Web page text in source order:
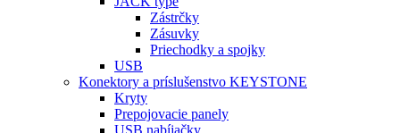
Zástrčky
Zásuvky
Priechodky a spojky
USB
Konektory a príslušenstvo KEYSTONE
Kryty
Prepojovacie panely